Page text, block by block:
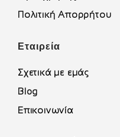
Πολιτική Απορρήτου
Εταιρεία
Σχετικά με εμάς
Blog
Επικοινωνία